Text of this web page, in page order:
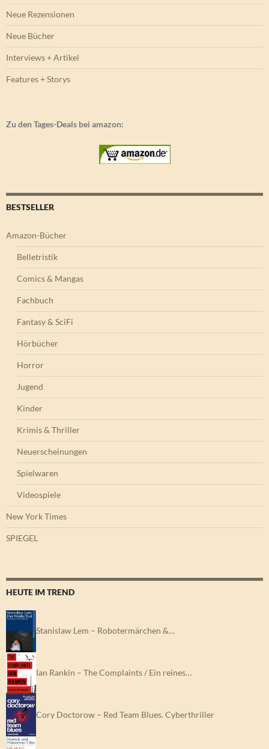
Neue Rezensionen
Neue Bücher
Interviews + Artikel
Features + Storys
Zu den Tages-Deals bei amazon:
BESTSELLER
Amazon-Bücher
Belletristik
Comics & Mangas
Fachbuch
Fantasy & SciFi
Hörbücher
Horror
Jugend
Kinder
Krimis & Thriller
Neuerscheinungen
Spielwaren
Videospiele
New York Times
SPIEGEL
HEUTE IM TREND
Stanislaw Lem – Robotermärchen &…
Ian Rankin – The Complaints / Ein reines…
Cory Doctorow – Red Team Blues. Cyberthriller